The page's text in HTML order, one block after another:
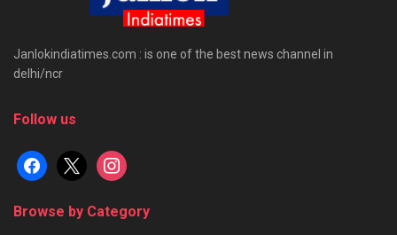
Janlokindiatimes.com : is one of the best news channel in
delhi/ncr
Follow us
facebook
x instagram
Browse by Category